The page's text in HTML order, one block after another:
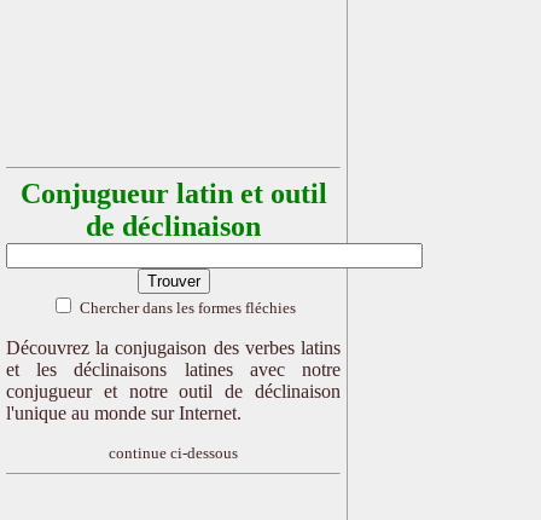
Conjugueur latin et outil
de déclinaison
Chercher dans les formes fléchies
Découvrez la conjugaison des verbes latins
et les déclinaisons latines avec notre
conjugueur et notre outil de déclinaison
l'unique au monde sur Internet.
continue ci-dessous